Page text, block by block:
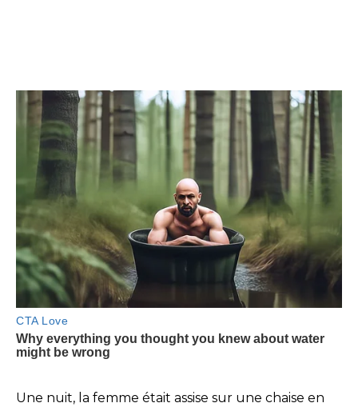
Une nuit, la femme était assise sur une chaise en